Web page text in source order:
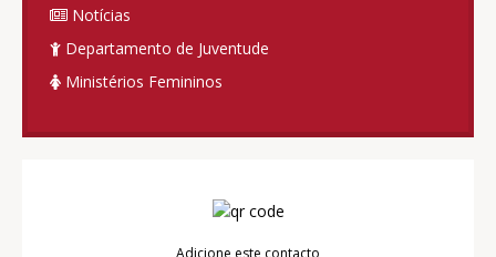
Notícias
Departamento de Juventude
Ministérios Femininos